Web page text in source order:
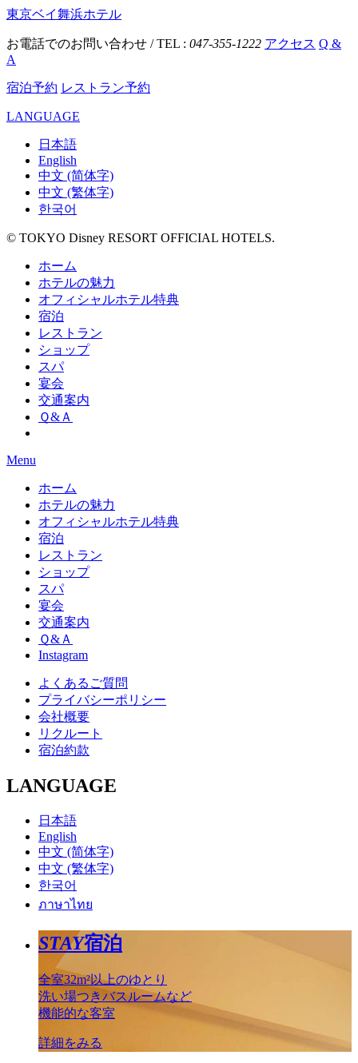
東京ベイ舞浜ホテル
お電話でのお問い合わせ / TEL : 047-355-1222 アクセス Q &
A
宿泊予約 レストラン予約
LANGUAGE
日本語
English
中文 (简体字)
中文 (繁体字)
한국어
© TOKYO Disney RESORT OFFICIAL HOTELS.
ホーム
ホテルの魅力
オフィシャルホテル特典
宿泊
レストラン
ショップ
スパ
宴会
交通案内
Ｑ&Ａ
Menu
ホーム
ホテルの魅力
オフィシャルホテル特典
宿泊
レストラン
ショップ
スパ
宴会
交通案内
Ｑ&Ａ
Instagram
よくあるご質問
プライバシーポリシー
会社概要
リクルート
宿泊約款
LANGUAGE
日本語
English
中文 (简体字)
中文 (繁体字)
한국어
ภาษาไทย
STAY宿泊
全室32m²以上のゆとり
洗い場つきバスルームなど
機能的な客室
詳細をみる